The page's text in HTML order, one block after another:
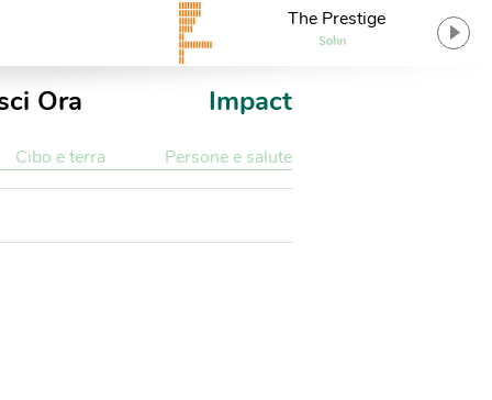
The Prestige
Sohn
Ora Impact
Cibo e terra Persone e salute